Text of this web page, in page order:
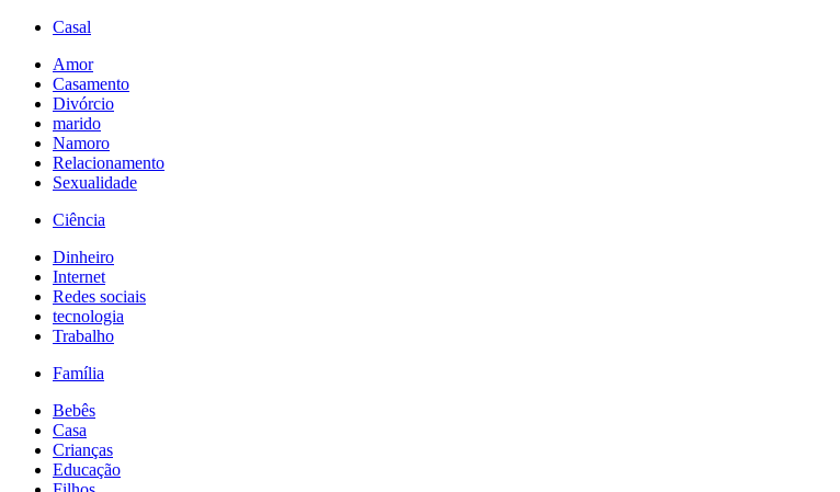
Casal
Amor
Casamento
Divórcio
marido
Namoro
Relacionamento
Sexualidade
Ciência
Dinheiro
Internet
Redes sociais
tecnologia
Trabalho
Família
Bebês
Casa
Crianças
Educação